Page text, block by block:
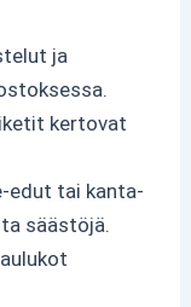
ja
kertovat
edut tai kanta-
säästöjä.